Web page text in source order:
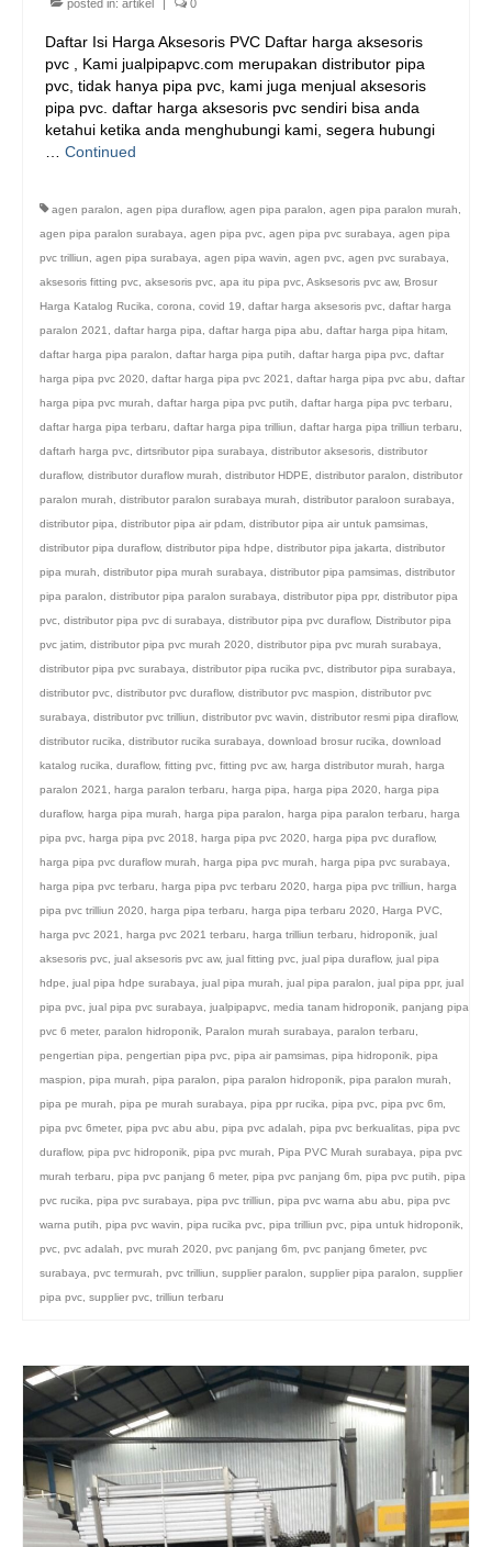
posted in: artikel 0
Daftar Isi Harga Aksesoris PVC Daftar harga aksesoris
pvc , Kami jualpipapvc.com merupakan distributor pipa
pvc, tidak hanya pipa pvc, kami juga menjual aksesoris
pipa pvc. daftar harga aksesoris pvc sendiri bisa anda
ketahui ketika anda menghubungi kami, segera hubungi
… Continued
agen paralon, agen pipa duraflow, agen pipa paralon, agen pipa paralon murah,
agen pipa paralon surabaya, agen pipa pvc, agen pipa pvc surabaya, agen pipa
pvc trilliun, agen pipa surabaya, agen pipa wavin, agen pvc, agen pvc surabaya,
aksesoris fitting pvc, aksesoris pvc, apa itu pipa pvc, Asksesoris pvc aw, Brosur
Harga Katalog Rucika, corona, covid 19, daftar harga aksesoris pvc, daftar harga
paralon 2021, daftar harga pipa, daftar harga pipa abu, daftar harga pipa hitam,
daftar harga pipa paralon, daftar harga pipa putih, daftar harga pipa pvc, daftar
harga pipa pvc 2020, daftar harga pipa pvc 2021, daftar harga pipa pvc abu, daftar
harga pipa pvc murah, daftar harga pipa pvc putih, daftar harga pipa pvc terbaru,
daftar harga pipa terbaru, daftar harga pipa trilliun, daftar harga pipa trilliun terbaru,
daftarh harga pvc, dirtsributor pipa surabaya, distributor aksesoris, distributor
duraflow, distributor duraflow murah, distributor HDPE, distributor paralon, distributor
paralon murah, distributor paralon surabaya murah, distributor paraloon surabaya,
distributor pipa, distributor pipa air pdam, distributor pipa air untuk pamsimas,
distributor pipa duraflow, distributor pipa hdpe, distributor pipa jakarta, distributor
pipa murah, distributor pipa murah surabaya, distributor pipa pamsimas, distributor
pipa paralon, distributor pipa paralon surabaya, distributor pipa ppr, distributor pipa
pvc, distributor pipa pvc di surabaya, distributor pipa pvc duraflow, Distributor pipa
pvc jatim, distributor pipa pvc murah 2020, distributor pipa pvc murah surabaya,
distributor pipa pvc surabaya, distributor pipa rucika pvc, distributor pipa surabaya,
distributor pvc, distributor pvc duraflow, distributor pvc maspion, distributor pvc
surabaya, distributor pvc trilliun, distributor pvc wavin, distributor resmi pipa diraflow,
distributor rucika, distributor rucika surabaya, download brosur rucika, download
katalog rucika, duraflow, fitting pvc, fitting pvc aw, harga distributor murah, harga
paralon 2021, harga paralon terbaru, harga pipa, harga pipa 2020, harga pipa
duraflow, harga pipa murah, harga pipa paralon, harga pipa paralon terbaru, harga
pipa pvc, harga pipa pvc 2018, harga pipa pvc 2020, harga pipa pvc duraflow,
harga pipa pvc duraflow murah, harga pipa pvc murah, harga pipa pvc surabaya,
harga pipa pvc terbaru, harga pipa pvc terbaru 2020, harga pipa pvc trilliun, harga
pipa pvc trilliun 2020, harga pipa terbaru, harga pipa terbaru 2020, Harga PVC,
harga pvc 2021, harga pvc 2021 terbaru, harga trilliun terbaru, hidroponik, jual
aksesoris pvc, jual aksesoris pvc aw, jual fitting pvc, jual pipa duraflow, jual pipa
hdpe, jual pipa hdpe surabaya, jual pipa murah, jual pipa paralon, jual pipa ppr, jual
pipa pvc, jual pipa pvc surabaya, jualpipapvc, media tanam hidroponik, panjang pipa
pvc 6 meter, paralon hidroponik, Paralon murah surabaya, paralon terbaru,
pengertian pipa, pengertian pipa pvc, pipa air pamsimas, pipa hidroponik, pipa
maspion, pipa murah, pipa paralon, pipa paralon hidroponik, pipa paralon murah,
pipa pe murah, pipa pe murah surabaya, pipa ppr rucika, pipa pvc, pipa pvc 6m,
pipa pvc 6meter, pipa pvc abu abu, pipa pvc adalah, pipa pvc berkualitas, pipa pvc
duraflow, pipa pvc hidroponik, pipa pvc murah, Pipa PVC Murah surabaya, pipa pvc
murah terbaru, pipa pvc panjang 6 meter, pipa pvc panjang 6m, pipa pvc putih, pipa
pvc rucika, pipa pvc surabaya, pipa pvc trilliun, pipa pvc warna abu abu, pipa pvc
warna putih, pipa pvc wavin, pipa rucika pvc, pipa trilliun pvc, pipa untuk hidroponik,
pvc, pvc adalah, pvc murah 2020, pvc panjang 6m, pvc panjang 6meter, pvc
surabaya, pvc termurah, pvc trilliun, supplier paralon, supplier pipa paralon, supplier
pipa pvc, supplier pvc, trilliun terbaru